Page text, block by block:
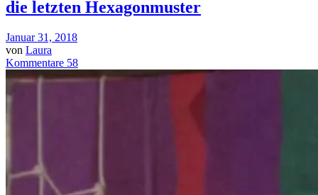
die letzten Hexagonmuster
Januar 31, 2018
von Laura
Kommentare 58